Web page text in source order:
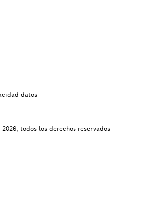
datos
todos los derechos reservados